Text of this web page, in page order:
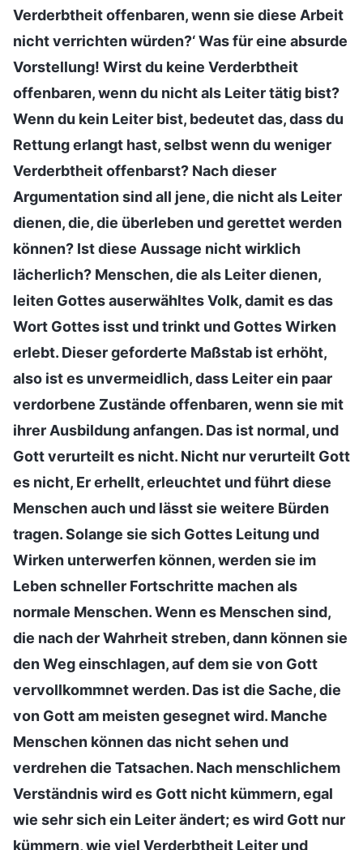
Verderbtheit offenbaren, wenn sie diese Arbeit
nicht verrichten würden?‘ Was für eine absurde
Vorstellung! Wirst du keine Verderbtheit
offenbaren, wenn du nicht als Leiter tätig bist?
Wenn du kein Leiter bist, bedeutet das, dass du
Rettung erlangt hast, selbst wenn du weniger
Verderbtheit offenbarst? Nach dieser
Argumentation sind all jene, die nicht als Leiter
dienen, die, die überleben und gerettet werden
können? Ist diese Aussage nicht wirklich
lächerlich? Menschen, die als Leiter dienen,
leiten Gottes auserwähltes Volk, damit es das
Wort Gottes isst und trinkt und Gottes Wirken
erlebt. Dieser geforderte Maßstab ist erhöht,
also ist es unvermeidlich, dass Leiter ein paar
verdorbene Zustände offenbaren, wenn sie mit
ihrer Ausbildung anfangen. Das ist normal, und
Gott verurteilt es nicht. Nicht nur verurteilt Gott
es nicht, Er erhellt, erleuchtet und führt diese
Menschen auch und lässt sie weitere Bürden
tragen. Solange sie sich Gottes Leitung und
Wirken unterwerfen können, werden sie im
Leben schneller Fortschritte machen als
normale Menschen. Wenn es Menschen sind,
die nach der Wahrheit streben, dann können sie
den Weg einschlagen, auf dem sie von Gott
vervollkommnet werden. Das ist die Sache, die
von Gott am meisten gesegnet wird. Manche
Menschen können das nicht sehen und
verdrehen die Tatsachen. Nach menschlichem
Verständnis wird es Gott nicht kümmern, egal
wie sehr sich ein Leiter ändert; es wird Gott nur
kümmern, wie viel Verderbtheit Leiter und